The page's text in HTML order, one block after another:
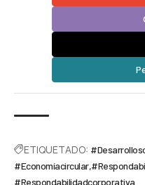
ETIQUETADO:
#Economíacircular
#Respondabilidadcorporativa